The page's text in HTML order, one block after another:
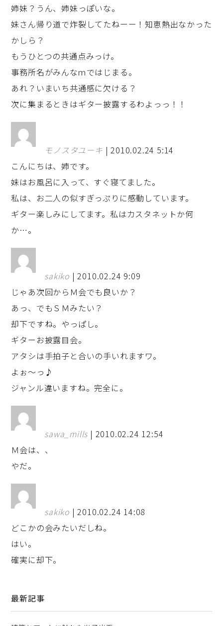
姉妹？うん、姉妹っぽいな。
妹さん帰り道で炸裂してたねーー！知恵熱出なかった
かしら？
もうひとつの共通点みっけ。
事務所名がみんなｍではじまる。
あれ？いまいち共通感に欠ける？
次に集まるときはギター披露するわよっっ！！
モノスタユーキ | 2010.02.24 5:14
こんにちは、姉です。
妹はお風呂に入って、すぐ寝てました。
私は、お二人の似すぎっぷりに感動しています。
ギター楽しみにしてます。私はカスタネットか何
か…。
sakiko | 2010.02.24 9:09
じゃあ次回からＭ会でも良いか？
あっ、でもＳＭみたい？
却下ですね。やっぱし。
ギターお披露目会。
アタシは手拍子と合いの手いれますワ。
よぉ～っ♪
ジャンル違いますね。完全に。
sawa_mills | 2010.02.24 12:54
Ｍ会は、、
やだ。
sakiko | 2010.02.24 14:08
どこかの会みたいだしね。
はい。
確実に却下。
最新記事